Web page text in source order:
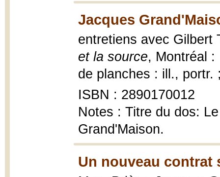
Jacques
entretiens avec Gilbert
et la source, Montréal
de planches : ill., portr.
ISBN : 2890170012
Notes : Titre du dos:
Grand'Maison.
Un nouveau contrat